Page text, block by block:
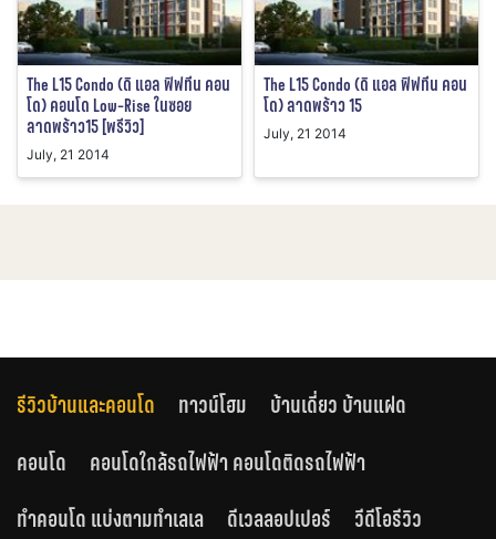
The L15 Condo (ดิ แอล ฟิฟทีน คอน
โด) คอนโด Low-Rise ในซอย
ลาดพร้าว15 [พรีวิว]
July, 21 2014
The L15 Condo (ดิ แอล ฟิฟทีน คอน
โด) ลาดพร้าว 15
July, 21 2014
รีวิวบ้านและคอนโด ทาวน์โฮม
บ้านเดี่ยว บ้านแฝด
คอนโด
คอนโดใกล้รถไฟฟ้า คอนโดติดรถไฟฟ้า
ทำคอนโด แบ่งตามทำเลเล
ดีเวลลอปเปอร์ วีดีโอรีวิว